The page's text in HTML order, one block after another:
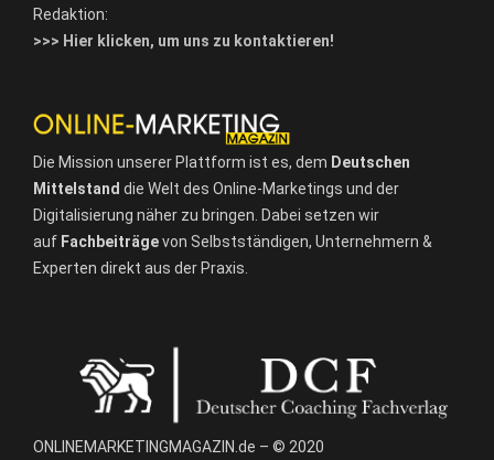
Redaktion:
>>> Hier klicken, um uns zu kontaktieren!
Die Mission unserer Plattform ist es, dem Deutschen
Mittelstand die Welt des Online-Marketings und der
Digitalisierung näher zu bringen. Dabei setzen wir
auf Fachbeiträgevon Selbstständigen, Unternehmern &
Experten direkt aus der Praxis.
ONLINEMARKETINGMAGAZIN.de – © 2020